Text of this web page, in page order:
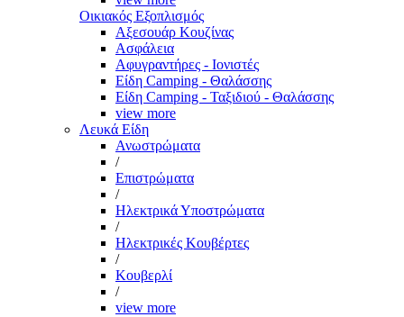
Οικιακός Εξοπλισμός
Αξεσουάρ Κουζίνας
Ασφάλεια
Αφυγραντήρες - Ιονιστές
Είδη Camping - Θαλάσσης
Είδη Camping - Ταξιδιού - Θαλάσσης
view more
Λευκά Είδη
Ανωστρώματα
/
Επιστρώματα
/
Ηλεκτρικά Υποστρώματα
/
Ηλεκτρικές Κουβέρτες
/
Κουβερλί
/
view more